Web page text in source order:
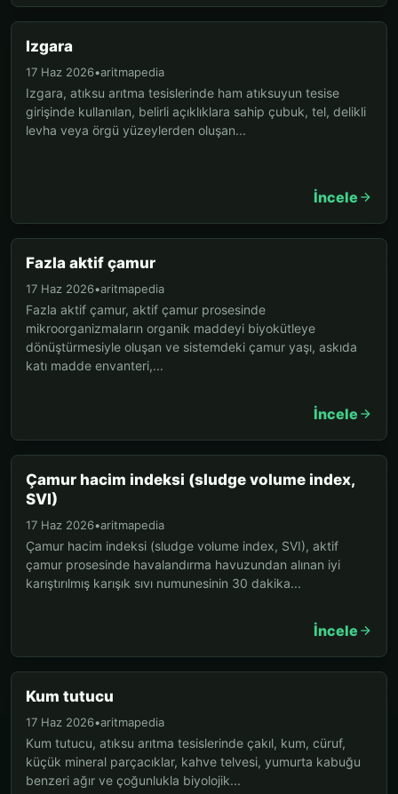
Izgara
17 Haz 2026•aritmapedia
Izgara, atıksu arıtma tesislerinde ham atıksuyun tesise
girişinde kullanılan, belirli açıklıklara sahip çubuk, tel, delikli
levha veya örgü yüzeylerden oluşan...
İncele
Fazla aktif çamur
17 Haz 2026•aritmapedia
Fazla aktif çamur, aktif çamur prosesinde
mikroorganizmaların organik maddeyi biyokütleye
dönüştürmesiyle oluşan ve sistemdeki çamur yaşı, askıda
katı madde envanteri,...
İncele
Çamur hacim indeksi (sludge volume index,
SVI)
17 Haz 2026•aritmapedia
Çamur hacim indeksi (sludge volume index, SVI), aktif
çamur prosesinde havalandırma havuzundan alınan iyi
karıştırılmış karışık sıvı numunesinin 30 dakika...
İncele
Kum tutucu
17 Haz 2026•aritmapedia
Kum tutucu, atıksu arıtma tesislerinde çakıl, kum, cüruf,
küçük mineral parçacıklar, kahve telvesi, yumurta kabuğu
benzeri ağır ve çoğunlukla biyolojik...